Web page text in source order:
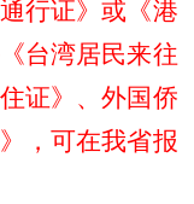
行证》或《港
台湾居民来往
证》、外国侨
，可在我省报